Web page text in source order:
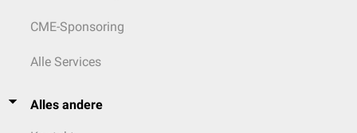
CME-Sponsoring
Alle Services
Alles andere